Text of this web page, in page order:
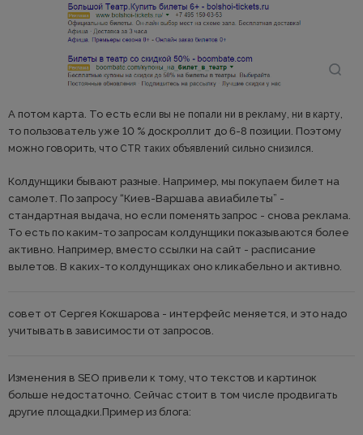
А потом карта. То есть если вы не попали ни в рекламу, ни в карту,
то пользователь уже 10 % доскроллит до 6-8 позиции. Поэтому
можно говорить, что CTR таких объявлений сильно снизился.
Колдунщики бывают разные. Например, мы покупаем билет на
самолет. По запросу “Киев-Варшава авиабилеты” -
стандартная выдача, но если поменять запрос - снова реклама.
То есть по каким-то запросам колдунщики показываются более
активно. Например, вместо ссылки на сайт - расписание
вылетов. В каких-то колдунщиках оно кликабельно и активно.
совет от Сергея Кокшарова - интерфейс меняется, и это надо
учитывать в зависимости от запросов.
Изменения в SEO привели к тому, что текстов и картинок
больше недостаточно. Сейчас стоит в том числе продвигать
другие площадки.Пример из блога: